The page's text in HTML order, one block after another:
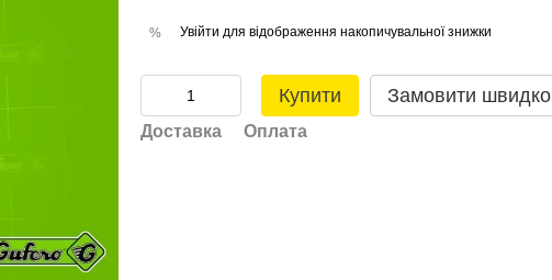
% Увійти для відображення накопичувальної знижки
Купити Замовити швидко
Доставка Оплата